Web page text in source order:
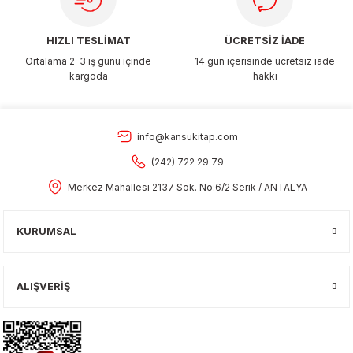
HIZLI TESLİMAT
Ortalama 2-3 iş günü içinde
kargoda
ÜCRETSİZ İADE
14 gün içerisinde ücretsiz iade
hakkı
info@kansukitap.com
(242) 722 29 79
Merkez Mahallesi 2137 Sok. No:6/2 Serik / ANTALYA
KURUMSAL
ALIŞVERİŞ